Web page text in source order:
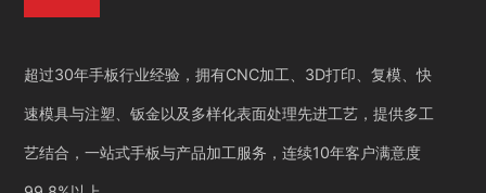
超过30年手板行业经验，拥有CNC加工、3D打印、复模、快
速模具与注塑、钣金以及多样化表面处理先进工艺，提供多工
艺结合，一站式手板与产品加工服务，连续10年客户满意度